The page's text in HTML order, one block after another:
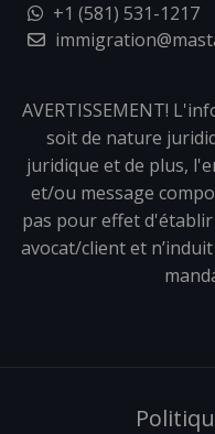
+1 (581) 531-1217
AVERTISSEMENT!
soit de nature
juridique et de plus,
et/ou message
pas pour effet
avocat/client et